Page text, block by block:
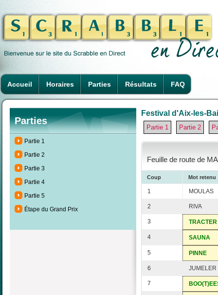
Accueil Horaires Parties Résultats FAQ
Parties
Partie 1
Partie 2
Partie 3
Partie 4
Partie 5
Étape du Grand Prix
Festival d'Aix-les-
Partie 1 Partie 2
Feuille de route de
Coup Mot retenu
1 MOULAS
2 RIVA
3 TRACTER
4 SAUNA
5 PINNE
6 JUMELER
7